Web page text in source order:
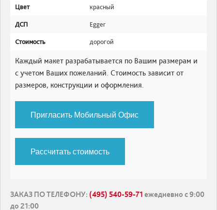
Цвет красный
ДСП Egger
Стоимость дорогой
Каждый макет разрабатывается по Вашим размерам и
с учетом Ваших пожеланий. Стоимость зависит от
размеров, конструкции и оформления.
Пригласить Мобильный Офис
Рассчитать стоимость
ЗАКАЗ ПО ТЕЛЕФОНУ: (495) 540-59-71 ежедневно с 9:00
до 21:00